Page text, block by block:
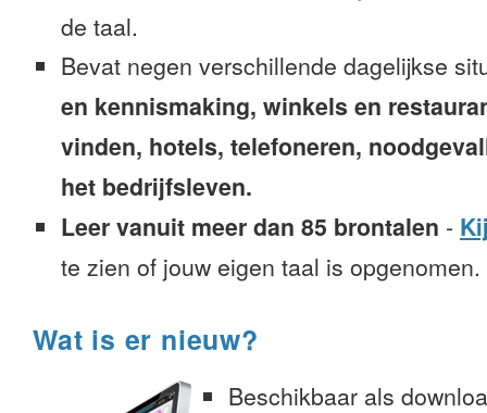
de taal.
Bevat negen verschillende dagelijkse
en kennismaking, winkels en
vinden, hotels, telefoneren,
het bedrijfsleven.
Leer vanuit meer dan 85 brontalen -
te zien of jouw eigen taal is opgenomen.
Wat is er nieuw?
Beschikbaar als